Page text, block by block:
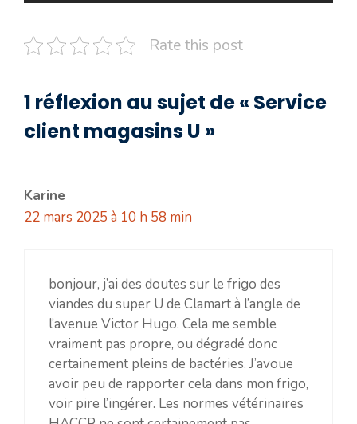
Rate this post
1 réflexion au sujet de « Service
client magasins U »
Karine
22 mars 2025 à 10 h 58 min
bonjour, j’ai des doutes sur le frigo des
viandes du super U de Clamart à l’angle de
l’avenue Victor Hugo. Cela me semble
vraiment pas propre, ou dégradé donc
certainement pleins de bactéries. J’avoue
avoir peu de rapporter cela dans mon frigo,
voir pire l’ingérer. Les normes vétérinaires